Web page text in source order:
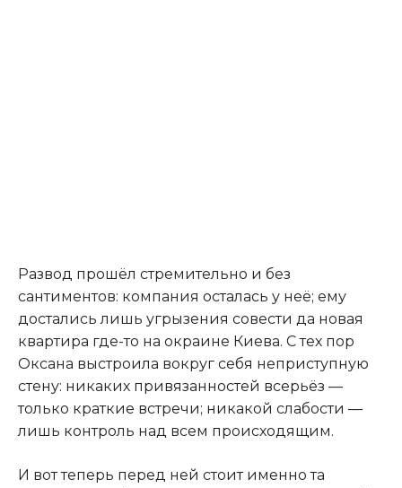
Развод прошёл стремительно и без
сантиментов: компания осталась у неё; ему
достались лишь угрызения совести да новая
квартира где-то на окраине Киева. С тех пор
Оксана выстроила вокруг себя неприступную
стену: никаких привязанностей всерьёз —
только краткие встречи; никакой слабости —
лишь контроль над всем происходящим.
И вот теперь перед ней стоит именно та